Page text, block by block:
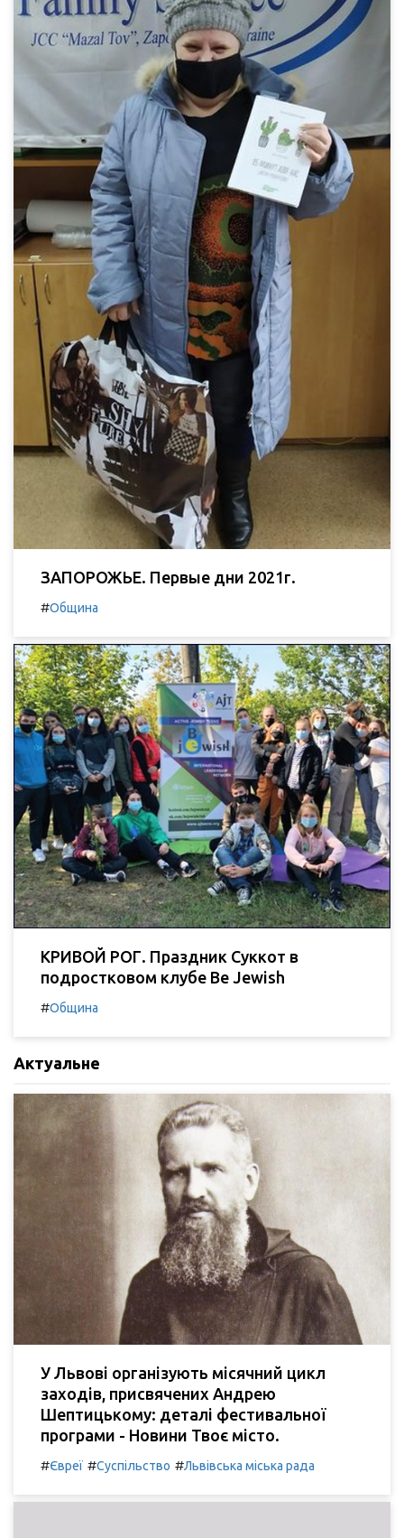
ЗАПОРОЖЬЕ. Первые дни 2021г.
#Община
КРИВОЙ РОГ. Праздник Суккот в
подростковом клубе Be Jewish
#Община
Актуальне
У Львові організують місячний цикл
заходів, присвячених Андрею
Шептицькому: деталі фестивальної
програми - Новини Твоє місто.
#Євреї #Суспільство #Львівська міська рада